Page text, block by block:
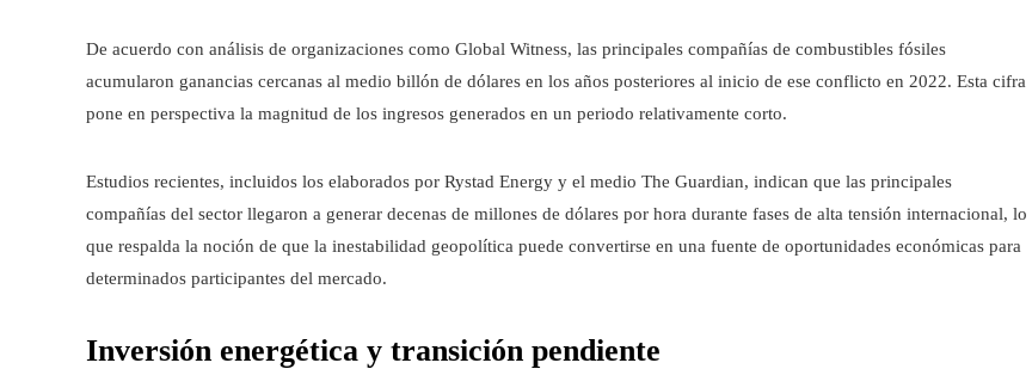
De acuerdo con análisis de organizaciones como Global Witness, las principales compañías de combustibles fósiles
acumularon ganancias cercanas al medio billón de dólares en los años posteriores al inicio de ese conflicto en 2022. Esta cifra
pone en perspectiva la magnitud de los ingresos generados en un periodo relativamente corto.
Estudios recientes, incluidos los elaborados por Rystad Energy y el medio The Guardian, indican que las principales
compañías del sector llegaron a generar decenas de millones de dólares por hora durante fases de alta tensión internacional, lo
que respalda la noción de que la inestabilidad geopolítica puede convertirse en una fuente de oportunidades económicas para
determinados participantes del mercado.
Inversión energética y transición pendiente